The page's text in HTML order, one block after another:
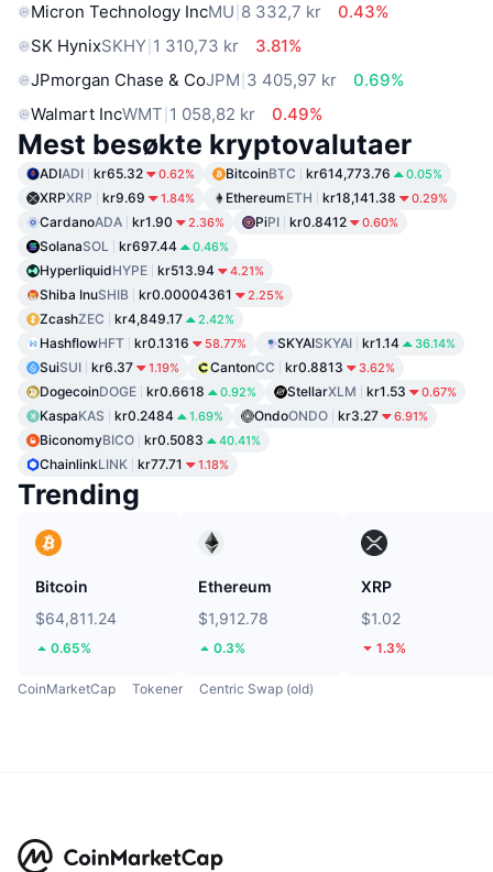
Micron Technology IncMU 8 332,7 kr
0.43%
SK HynixSKHY 1 310,73 kr
3.81%
JPmorgan Chase & CoJPM 3 405,97 kr
0.69%
Walmart IncWMT 1 058,82 kr 0.49%
Mest besøkte kryptovalutaer
ADIADI kr65.32 0.62% BitcoinBTC kr614,773.76 0.05%
XRPXRP kr9.69 1.84% EthereumETH kr18,141.38 0.29%
CardanoADA kr1.90 2.36% PiPI kr0.8412 0.60%
SolanaSOL kr697.44 0.46%
HyperliquidHYPE kr513.94 4.21%
Shiba InuSHIB kr0.00004361 2.25%
ZcashZEC kr4,849.17 2.42%
HashflowHFT kr0.1316 58.77% SKYAISKYAI kr1.14 36.14%
SuiSUI kr6.37 1.19% CantonCC kr0.8813 3.62%
DogecoinDOGE kr0.6618 0.92% StellarXLM kr1.53 0.67%
KaspaKAS kr0.2484 1.69% OndoONDO kr3.27 6.91%
BiconomyBICO kr0.5083 40.41%
ChainlinkLINK kr77.71 1.18%
Trending
Bitcoin
$64,811.24
0.65%
Ethereum
$1,912.78
0.3%
XRP
$1.02
1.3%
CoinMarketCap Tokener Centric Swap (old)